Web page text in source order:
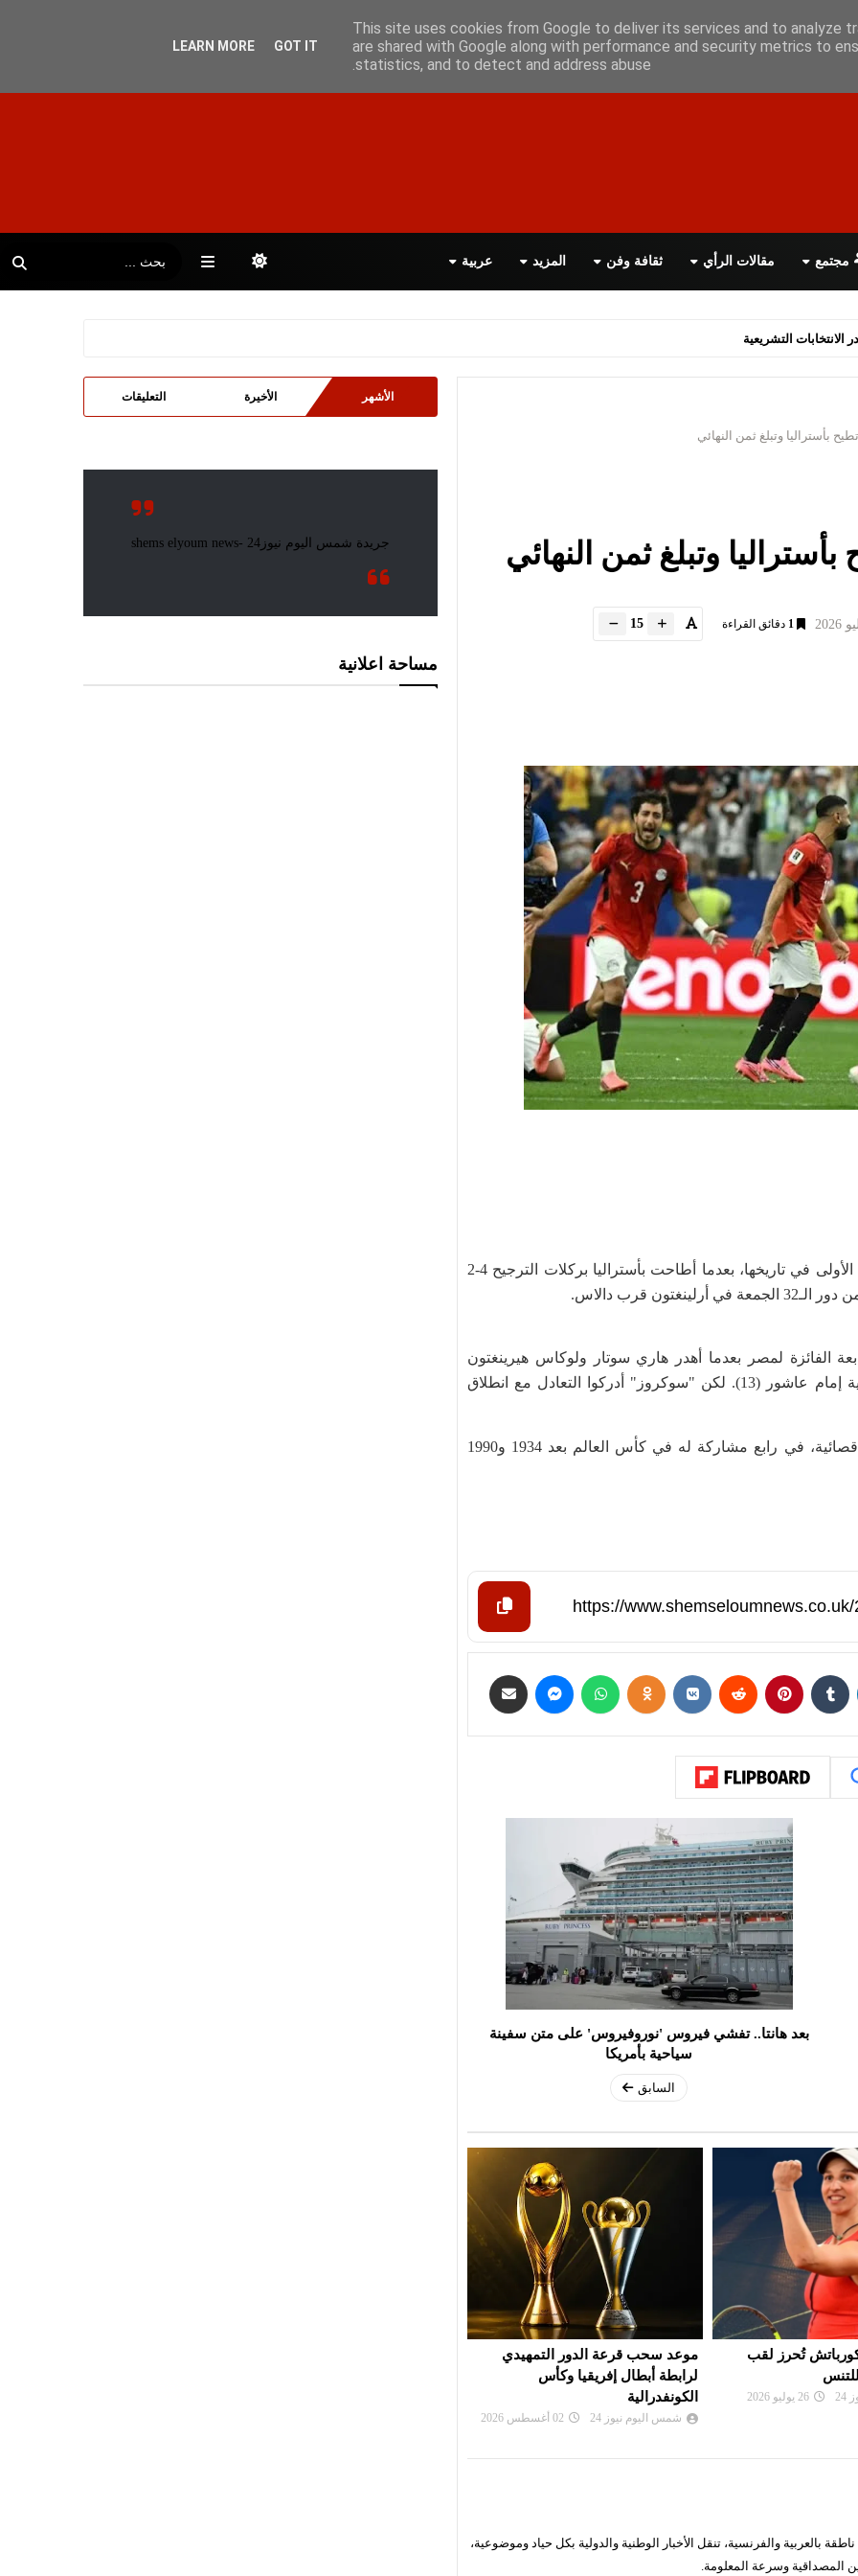
معانا اتصل بنا اقرأ الصحيفة PDF
مجتمع مقالات الرأي ثقافة وفن المزيد عربية
الحكومة البريطانية
1 دقائق القراءة 15
لغت مصر ثمن نهائي مونديال 2026 لكرة القدم للمرة الأولى في تاريخها، بعدما أطاحت بأستراليا بركلات الترجيح 4-2
الفائزة لمصر بعدما أهدر هاري سوتار ولوكاس هيرينغتون
ركلتين لأستراليا. وكانت مصر تقدمت مبكرا عبر رأسية إمام عاشور (13). لكن "سوكروز" أدركوا التعادل مع انطلاق
وهذا أول فوز يحرزه منتخب "الفراعنة" في الأدوار الإقصائية، في رابع مشاركة له في كأس العالم بعد 1934 و1990
بعد هانتا.. تفشي فيروس 'نوروفيروس' على متن سفينة
سياحية بأمريكا
السابق
الدور التمهيدي
وكأس
بي أس جي يزاحم ريال مدريد في
صفقة ديوماندي
شمس اليوم نيوز 24
بالعربية والفرنسية، تنقل الأخبار الوطنية والدولية بكل حياد وموضوعية،
المصداقية وسرعة المعلومة.
الأشهر الأخيرة التعليقات
مساحة اعلانية
This site uses cookies from Google to deliver its services and to analyze
are shared with Google along with performance and security metrics to
statistics, and to detect and address abuse.
LEARN MORE GOT IT